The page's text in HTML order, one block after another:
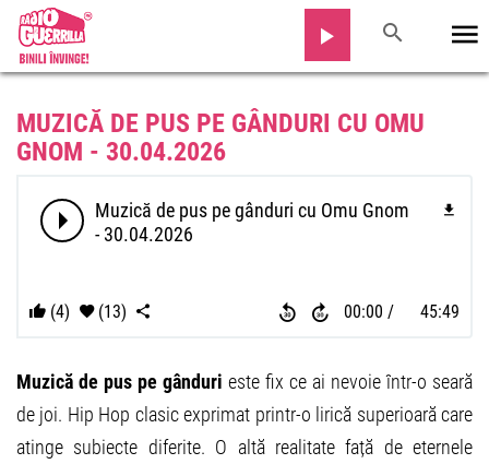
MUZICĂ DE PUS PE GÂNDURI CU OMU
GNOM - 30.04.2026
00:00 45:49
Muzică de pus pe gânduri cu Omu Gnom
- 30.04.2026
(4) (13)
Muzică de pus pe gânduri este fix ce ai nevoie într-o seară
de joi. Hip Hop clasic exprimat printr-o lirică superioară care
atinge subiecte diferite. O altă realitate față de eternele